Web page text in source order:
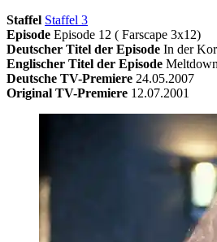
Staffel Staffel 3
Episode Episode 12 ( Farscape 3x12)
Deutscher Titel der Episode In der
Englischer Titel der Episode Meltdown
Deutsche TV-Premiere 24.05.2007
Original TV-Premiere 12.07.2001